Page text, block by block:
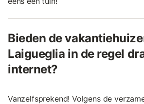
Bieden de
Laigueglia in de regel
internet?
Vanzelfsprekend! Volgens de